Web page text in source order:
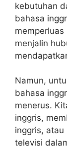
kebutuhan
bahasa
menjalin
Namun,
bahasa
menerus.
inggris,
inggris,
televisi